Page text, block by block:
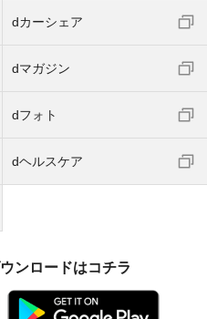
dカーシェア
dマガジン
dフォト
dヘルスケア
ンロードはコチラ